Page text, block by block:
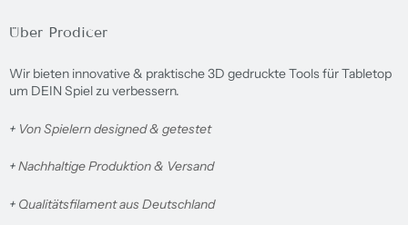
Über Prodicer
Wir bieten innovative & praktische 3D gedruckte Tools für Tabletop
um DEIN Spiel zu verbessern.
+ Von Spielern designed & getestet
+Nachhaltige Produktion & Versand
+ Qualitätsfilament aus Deutschland